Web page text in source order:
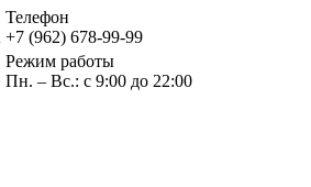
Телефон
+7 (962) 678-99-99
Режим работы
Пн. – Вс.: с 9:00 до 22:00